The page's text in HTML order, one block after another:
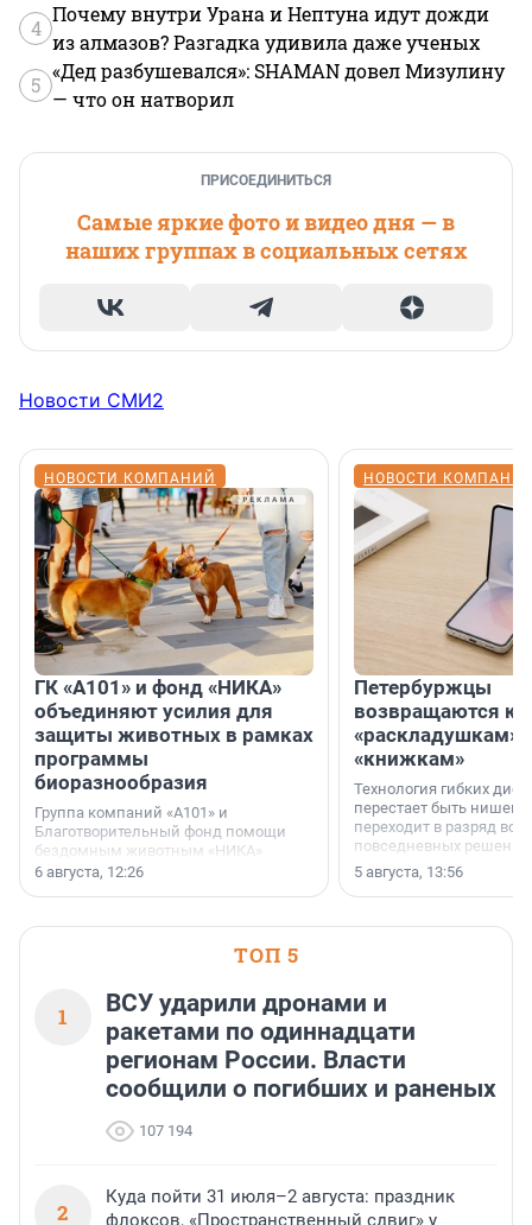
4
Почему внутри Урана и Нептуна идут дожди
из алмазов? Разгадка удивила даже ученых
5
«Дед разбушевался»: SHAMAN довел Мизулину
— что он натворил
ПРИСОЕДИНИТЬСЯ
Самые яркие фото и видео дня — в
наших группах в социальных сетях
Новости СМИ2
НОВОСТИ КОМПАНИЙ
ГК «А101» и фонд «НИКА»
объединяют усилия для
защиты животных в рамках
программы
биоразнообразия
Группа компаний «А101» и
Благотворительный фонд помощи
бездомным животным «НИКА»
заключили соглашение о
6 августа, 12:26
НОВОСТИ
Петербуржцы
возвращаются к
«раскладушкам»
«книжкам»
Технология гибких
перестает быть
переходит в разряд
повседневных
5 августа, 13:56
ТОП 5
1
ВСУ ударили дронами и
ракетами по одиннадцати
регионам России. Власти
сообщили о погибших и раненых
107 194
2
Куда пойти 31 июля–2 августа: праздник
флоксов, «Пространственный сдвиг» у